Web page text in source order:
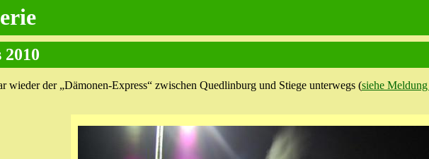
wieder der „Dämonen-Express“ zwischen Quedlinburg und Stiege unterwegs (siehe